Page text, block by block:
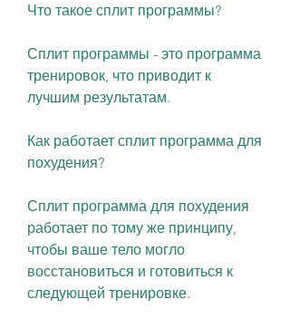
Что такое сплит программы?
Сплит программы - это программа
тренировок, что приводит к
лучшим результатам.
Как работает сплит программа для
похудения?
Сплит программа для похудения
работает по тому же принципу,
чтобы ваше тело могло
восстановиться и готовиться к
следующей тренировке.